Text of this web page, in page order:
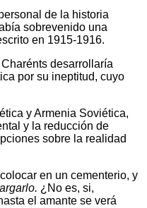
de la historia
sobrevenido una
en 1915-1916.
desarrollaría
por su ineptitud, cuyo
y Armenia Soviética,
y la reducción de
sobre la realidad
en un cementerio, y
¿No es, si,
el amante se verá